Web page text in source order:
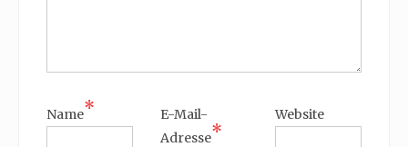
Name*
E-Mail-
Adresse*
Website